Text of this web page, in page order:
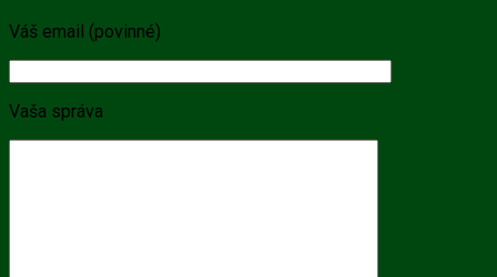
Váš email (povinné)
Vaša správa